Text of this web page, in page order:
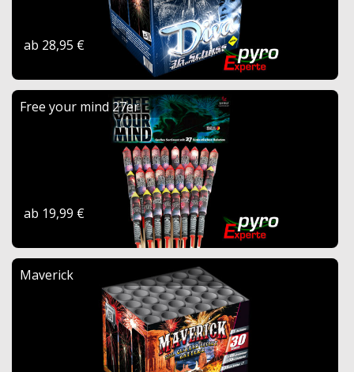
ab 28,95 €
Free your mind 27er
ab 19,99 €
Maverick